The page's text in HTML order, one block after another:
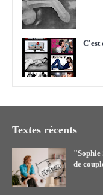
C'est
Textes récents
"Sophie
de